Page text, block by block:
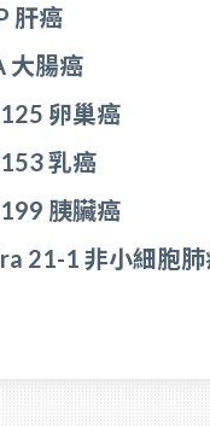
肝癌
大腸癌
卵巢癌
乳癌
胰臟癌
21-1 非小細胞肺